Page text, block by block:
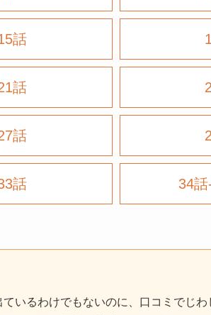
話
話
話
話 34
いるわけでもないのに、口コミでじ